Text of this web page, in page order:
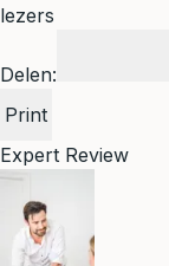
lezers
Delen:
Print
Expert Review